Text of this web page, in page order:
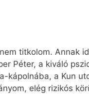
titkolom. Annak
Péter, a kiváló
kápolnába, a Kun
elég rizikós